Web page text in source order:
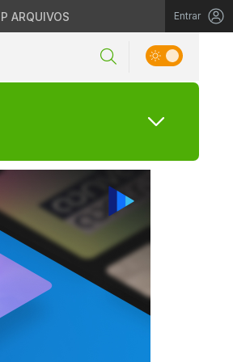
ARQUIVOS Entrar